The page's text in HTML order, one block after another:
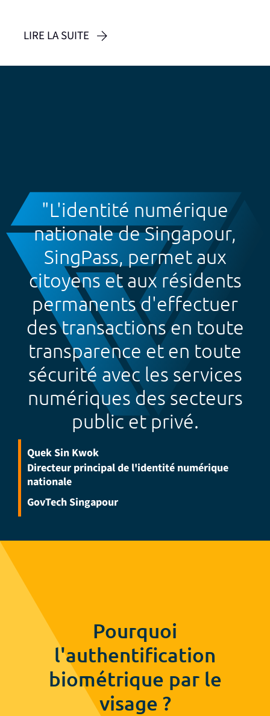
LIRE LA SUITE
"L'identité numérique
nationale de Singapour,
SingPass, permet aux
citoyens et aux résidents
permanents d'effectuer
des transactions en toute
transparence et en toute
sécurité avec les services
numériques des secteurs
public et privé.
Quek Sin Kwok
Directeur principal de l'identité numérique
nationale
GovTech Singapour
Pourquoi
l'authentification
biométrique par le
visage ?